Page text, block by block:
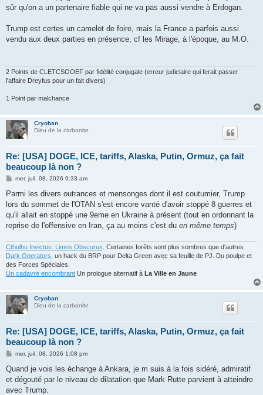
sûr qu'on a un partenaire fiable qui ne va pas aussi vendre à Erdogan.
Trump est certes un camelot de foire, mais la France a parfois aussi
vendu aux deux parties en présence, cf les Mirage, à l'époque, au M.O.
2 Points de CLETCSOOEF par fidélité conjugale (erreur judiciaire qui ferait passer
l'affaire Dreyfus pour un fait divers)
1 Point par malchance
Cryoban
Dieu de la carbonite
Re: [USA] DOGE, ICE, tariffs, Alaska, Putin, Ormuz, ça fait
beaucoup là non ?
M
s
a
g
mer. juil. 08, 2026 9:33 am
Parmi les divers outrances et mensonges dont il est coutumier, Trump
lors du sommet de l'OTAN s'est encore vanté d'avoir stoppé 8 guerres et
qu'il allait en stoppé une 9eme en Ukraine à présent (tout en ordonnant la
reprise de l'offensive en Iran, ça au moins c'est du en même temps)
Cthulhu Invictus: Limes Obscurus . Certaines forêts sont plus sombres que d'autres
Dark Operators , un hack du BRP pour Delta Green avec sa feuille de PJ. Du poulpe et
des Forces Spéciales.
Un cadavre encombrant Un prologue alternatif à La Ville en Jaune
Cryoban
Dieu de la carbonite
Re: [USA] DOGE, ICE, tariffs, Alaska, Putin, Ormuz, ça fait
beaucoup là non ?
M
s
a
g
mer. juil. 08, 2026 1:08 pm
Quand je vois les échange à Ankara, je m suis à la fois sidéré, admiratif
et dégouté par le niveau de dilatation que Mark Rutte parvient à atteindre
avec Trump.